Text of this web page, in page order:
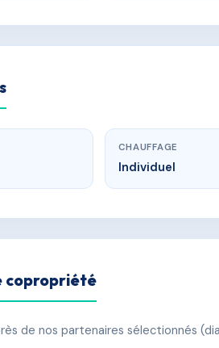
CHAUFFAGE
Individuel
copropriété
de nos partenaires sélectionnés